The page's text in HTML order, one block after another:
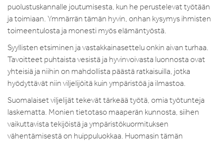
puolustuskannalle joutumisesta, kun he perustelevat työtään
ja toimiaan. Ymmärrän tämän hyvin, onhan kysymys ihmisten
toimeentulosta ja monesti myös elämäntyöstä.
Syyllisten etsiminen ja vastakkainasettelu onkin aivan turhaa.
Tavoitteet puhtaista vesistä ja hyvinvoivasta luonnosta ovat
yhteisiä ja niihin on mahdollista päästä ratkaisuilla, jotka
hyödyttävät niin viljelijöitä kuin ympäristöä ja ilmastoa.
Suomalaiset viljelijät tekevät tärkeää työtä, omia työtunteja
laskematta. Monien tietotaso maaperän kunnosta, siihen
vaikuttavista tekijöistä ja ympäristökuormituksen
vähentämisestä on huippuluokkaa. Huomasin tämän